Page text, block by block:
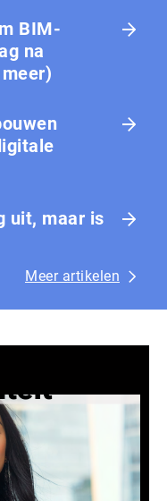
BIM-
na
uit, maar is
Meer artikelen